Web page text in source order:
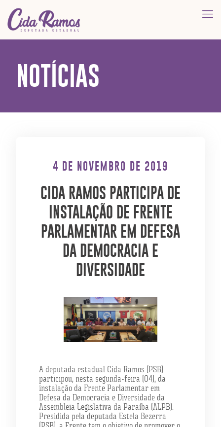
NOTÍCIAS
4 DE NOVEMBRO DE 2019
CIDA RAMOS PARTICIPA DE
INSTALAÇÃO DE FRENTE
PARLAMENTAR EM DEFESA
DA DEMOCRACIA E
DIVERSIDADE
A deputada estadual Cida Ramos (PSB)
participou, nesta segunda-feira (04), da
instalação da Frente Parlamentar em
Defesa da Democracia e Diversidade da
Assembleia Legislativa da Paraíba (ALPB).
Presidida pela deputada Estela Bezerra